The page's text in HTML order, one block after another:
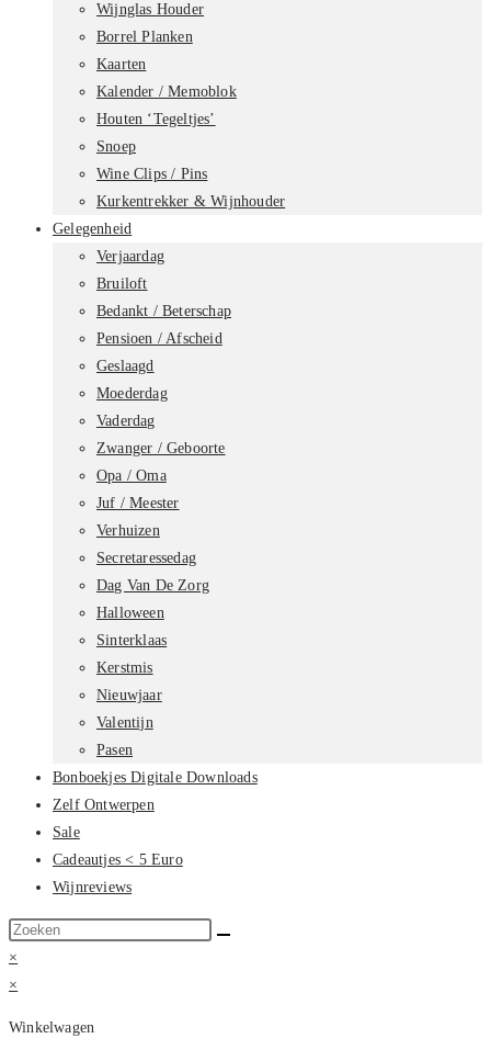
Wijnglas Houder
Borrel Planken
Kaarten
Kalender / Memoblok
Houten ‘Tegeltjes’
Snoep
Wine Clips / Pins
Kurkentrekker & Wijnhouder
Gelegenheid
Verjaardag
Bruiloft
Bedankt / Beterschap
Pensioen / Afscheid
Geslaagd
Moederdag
Vaderdag
Zwanger / Geboorte
Opa / Oma
Juf / Meester
Verhuizen
Secretaressedag
Dag Van De Zorg
Halloween
Sinterklaas
Kerstmis
Nieuwjaar
Valentijn
Pasen
Bonboekjes Digitale Downloads
Zelf Ontwerpen
Sale
Cadeautjes < 5 Euro
Wijnreviews
Zoek
op
deze
×
×
Winkelwagen